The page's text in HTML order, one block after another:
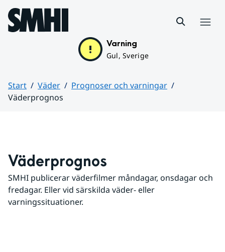
Hoppa till sidans innehåll
Varning
Gul, Sverige
Start Väder
Prognoser och varningar
Väderprognos
Väderprognos
SMHI publicerar väderfilmer måndagar, onsdagar och
fredagar. Eller vid särskilda väder- eller
varningssituationer.